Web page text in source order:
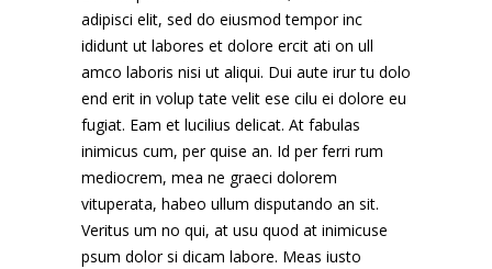
adipisci elit, sed do eiusmod tempor inc
ididunt ut labores et dolore ercit ati on ull
amco laboris nisi ut aliqui. Dui aute irur tu dolo
end erit in volup tate velit ese cilu ei dolore eu
fugiat. Eam et lucilius delicat. At fabulas
inimicus cum, per quise an. Id per ferri rum
mediocrem, mea ne graeci dolorem
vituperata, habeo ullum disputando an sit.
Veritus um no qui, at usu quod at inimicuse
psum dolor si dicam labore. Meas iusto